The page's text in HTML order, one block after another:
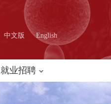
中文版 English
就业招聘